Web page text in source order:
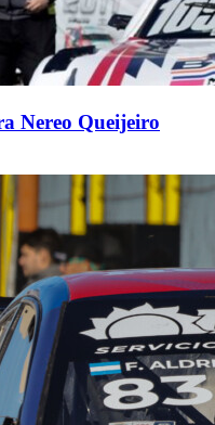
Nereo Queijeiro